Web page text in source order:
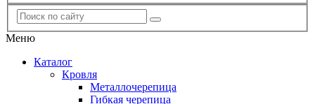
Меню
Каталог
Кровля
Металлочерепица
Гибкая черепица